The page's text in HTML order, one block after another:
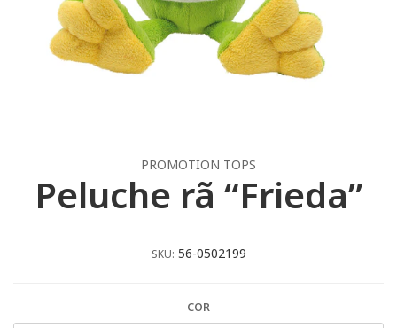
PROMOTION TOPS
Peluche rã “Frieda”
SKU: 56-0502199
COR